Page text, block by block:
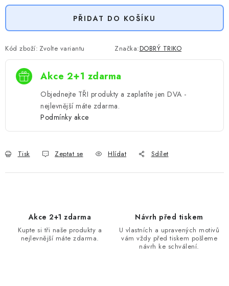
PŘIDAT DO KOŠÍKU
Kód zboží: Zvolte variantu Značka:DOBRÝ TRIKO
Akce 2+1 zdarma
Objednejte TŘI produkty a zaplatíte jen DVA -
nejlevnější máte zdarma.
Podmínky akce
Tisk Zeptat se Hlídat Sdílet
Akce 2+1 zdarma
Kupte si tři naše produkty a
nejlevnější máte zdarma.
Návrh před tiskem
U vlastních a upravených motivů
vám vždy před tiskem pošleme
návrh ke schválení.